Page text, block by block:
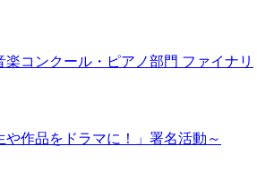
楽コンクール・ピアノ部門 ファイナリ
や作品をドラマに！」署名活動～